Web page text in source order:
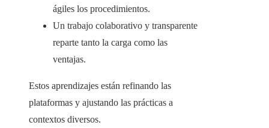
ágiles los procedimientos.
Un trabajo colaborativo y transparente
reparte tanto la carga como las
ventajas.
Estos aprendizajes están refinando las
plataformas y ajustando las prácticas a
contextos diversos.